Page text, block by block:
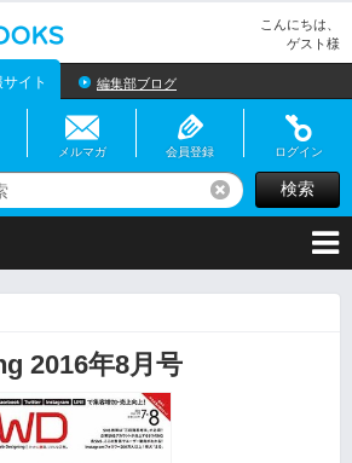
こんにちは、
ゲスト様
イト 編集部ブログ
メルマガ 会員登録 ログイン
リセット検索
2016年8月号